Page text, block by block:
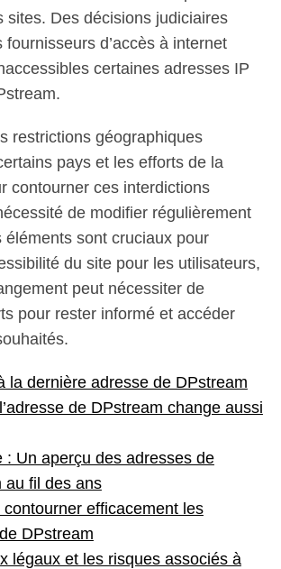
sites. Des décisions judiciaires
d’accès à internet
certaines adresses IP
restrictions géographiques
pays et les efforts de la
contourner ces interdictions
de modifier régulièrement
éléments sont cruciaux pour
du site pour les utilisateurs,
peut nécessiter de
pour rester informé et accéder
la dernière adresse de DPstream
de DPstream change aussi
: Un aperçu des adresses de
au fil des ans
contourner efficacement les
DPstream
légaux et les risques associés à